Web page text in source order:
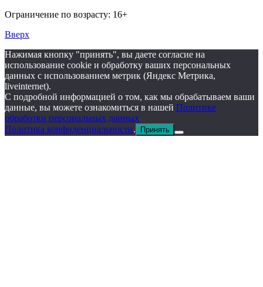
Ограничение по возрасту: 16+
Вверх
Нажимая кнопку "принять", вы даете согласие на
использование cookie и обработку ваших персональных
данных с использованием метрик (Яндекс Метрика,
liveinternet).
С подробной информацией о том, как мы обрабатываем ваши
данные, вы можете ознакомиться в нашей Политике
обработки персональных данных
Политика конфиденциальности. Принять